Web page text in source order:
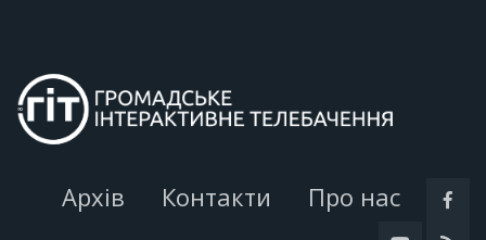
Архів Контакти Про нас